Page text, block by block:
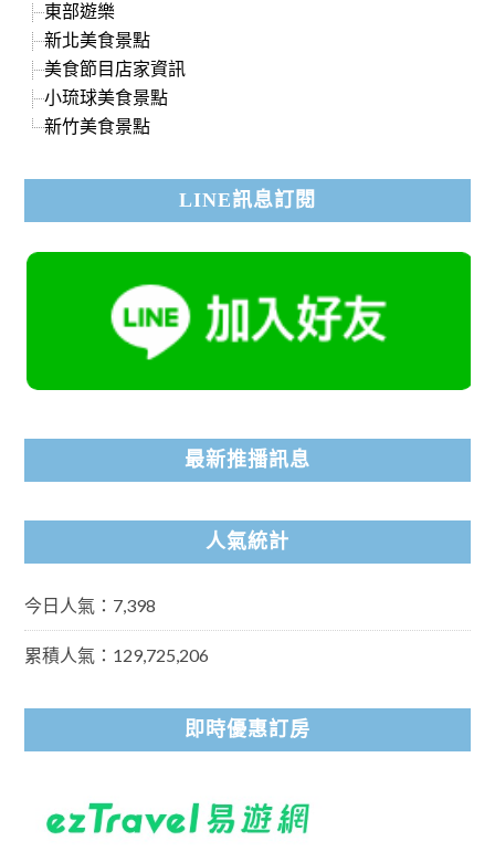
東部遊樂
新北美食景點
美食節目店家資訊
小琉球美食景點
新竹美食景點
LINE訊息訂閱
最新推播訊息
人氣統計
今日人氣：7,398
累積人氣：129,725,206
即時優惠訂房